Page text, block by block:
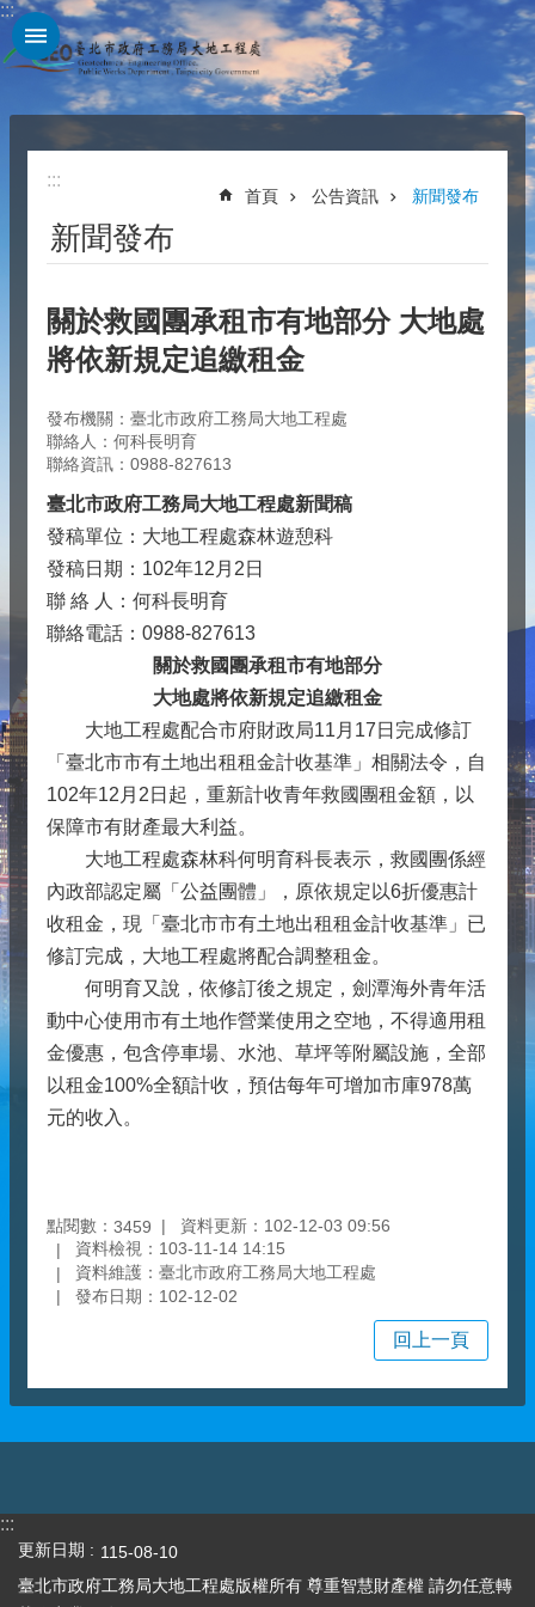
跳到主要內容區塊
:::
:::
首頁 公告資訊 新聞發布
新聞發布
關於救國團承租市有地部分 大地處
將依新規定追繳租金
發布機關：臺北市政府工務局大地工程處
聯絡人：何科長明育
聯絡資訊：0988-827613
臺北市政府工務局大地工程處新聞稿
發稿單位：大地工程處森林遊憩科
發稿日期：102年12月2日
聯 絡 人：何科長明育
聯絡電話：0988-827613
關於救國團承租市有地部分
大地處將依新規定追繳租金
大地工程處配合市府財政局11月17日完成修訂
「臺北市市有土地出租租金計收基準」相關法令，自
102年12月2日起，重新計收青年救國團租金額，以
保障市有財產最大利益。
大地工程處森林科何明育科長表示，救國團係經
內政部認定屬「公益團體」，原依規定以6折優惠計
收租金，現「臺北市市有土地出租租金計收基準」已
修訂完成，大地工程處將配合調整租金。
何明育又說，依修訂後之規定，劍潭海外青年活
動中心使用市有土地作營業使用之空地，不得適用租
金優惠，包含停車場、水池、草坪等附屬設施，全部
以租金100%全額計收，預估每年可增加市庫978萬
元的收入。
點閱數： 3459
資料更新：102-12-03 09:56
資料檢視：103-11-14 14:15
資料維護：臺北市政府工務局大地工程處
發布日期：102-12-02
回上一頁
:::
更新日期
115-08-10
臺北市政府工務局大地工程處版權所有 尊重智慧財產權 請勿任意轉